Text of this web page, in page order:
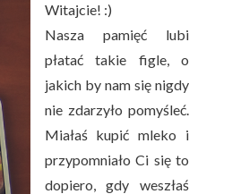
Witajcie! :)
Nasza pamięć lubi
płatać takie figle, o
jakich by nam się nigdy
nie zdarzyło pomyśleć.
Miałaś kupić mleko i
przypomniało Ci się to
dopiero, gdy weszłaś